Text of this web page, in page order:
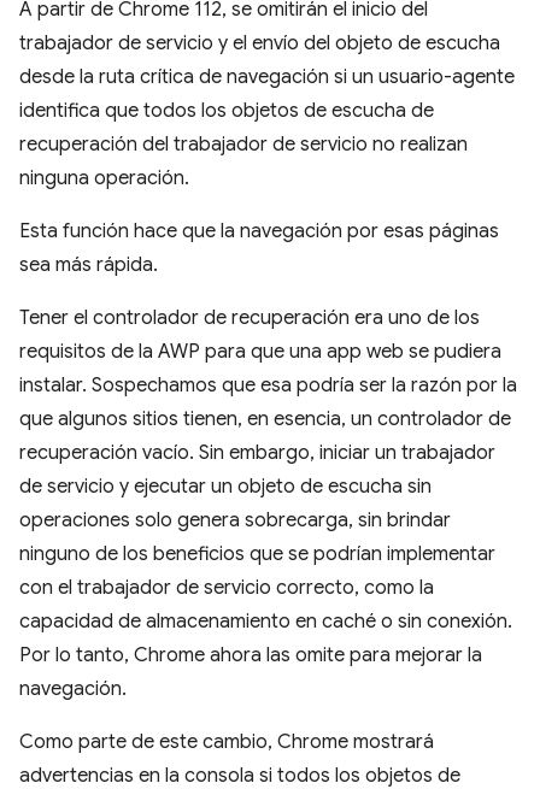
A partir de Chrome 112, se omitirán el inicio del
trabajador de servicio y el envío del objeto de escucha
desde la ruta crítica de navegación si un usuario-agente
identifica que todos los objetos de escucha de
recuperación del trabajador de servicio no realizan
ninguna operación.
Esta función hace que la navegación por esas páginas
sea más rápida.
Tener el controlador de recuperación era uno de los
requisitos de la AWP para que una app web se pudiera
instalar. Sospechamos que esa podría ser la razón por la
que algunos sitios tienen, en esencia, un controlador de
recuperación vacío. Sin embargo, iniciar un trabajador
de servicio y ejecutar un objeto de escucha sin
operaciones solo genera sobrecarga, sin brindar
ninguno de los beneficios que se podrían implementar
con el trabajador de servicio correcto, como la
capacidad de almacenamiento en caché o sin conexión.
Por lo tanto, Chrome ahora las omite para mejorar la
navegación.
Como parte de este cambio, Chrome mostrará
advertencias en la consola si todos los objetos de